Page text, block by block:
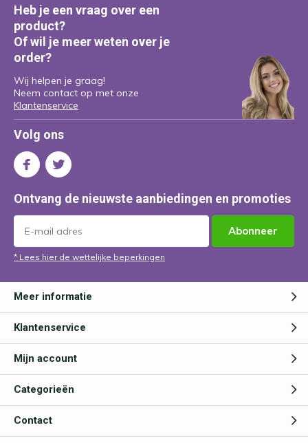
Heb je een vraag over een
product?
Of wil je meer weten over je
order?
Wij helpen je graag!
Neem contact op met onze
Klantenservice
Volg ons
Ontvang de nieuwste aanbiedingen en promoties
Abonneer
* Lees hier de wettelijke beperkingen
Meer informatie
Klantenservice
Mijn account
Categorieën
Contact